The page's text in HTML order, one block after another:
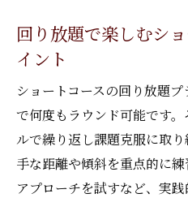
回り放題で楽しむシ
イント
ショートコースの回り放題
で何度もラウンド可能です
ルで繰り返し課題克服に取
手な距離や傾斜を重点的に
アプローチを試すなど、実